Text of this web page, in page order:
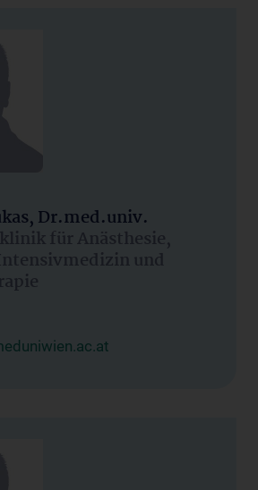
Dr.med.univ.
für Anästhesie,
und